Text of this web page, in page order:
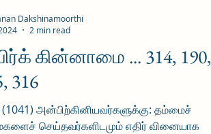
கின்னாமை ... 314, 190,
316
அன்பிற்கினியவர்களுக்கு: தம்மைச்
செய்தவர்களிடமும் எதிர் வினையாக
Dakshinamoorthi
2 min read